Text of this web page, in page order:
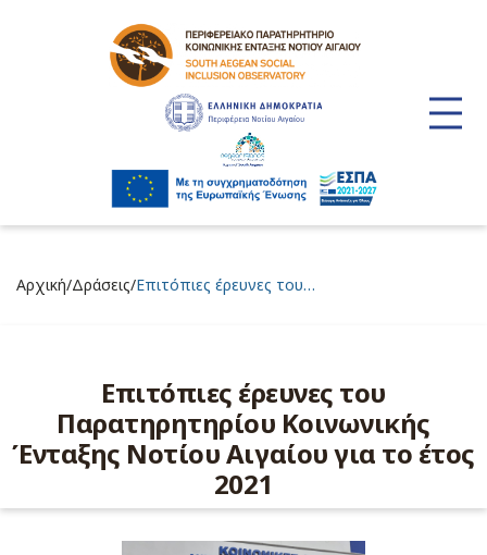
Αρχική/Δράσεις/Επιτόπιες έρευνες του…
Επιτόπιες έρευνες του
Παρατηρητηρίου Κοινωνικής
Ένταξης Νοτίου Αιγαίου για το έτος
2021